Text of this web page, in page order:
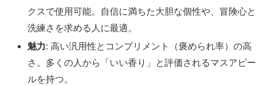
クスで使用可能。自信に満ちた大胆な個性や、冒険心と
洗練さを求める人に最適。
魅力: 高い汎用性とコンプリメント（褒められ率）の高
さ。多くの人から「いい香り」と評価されるマスアピー
ルを持つ。